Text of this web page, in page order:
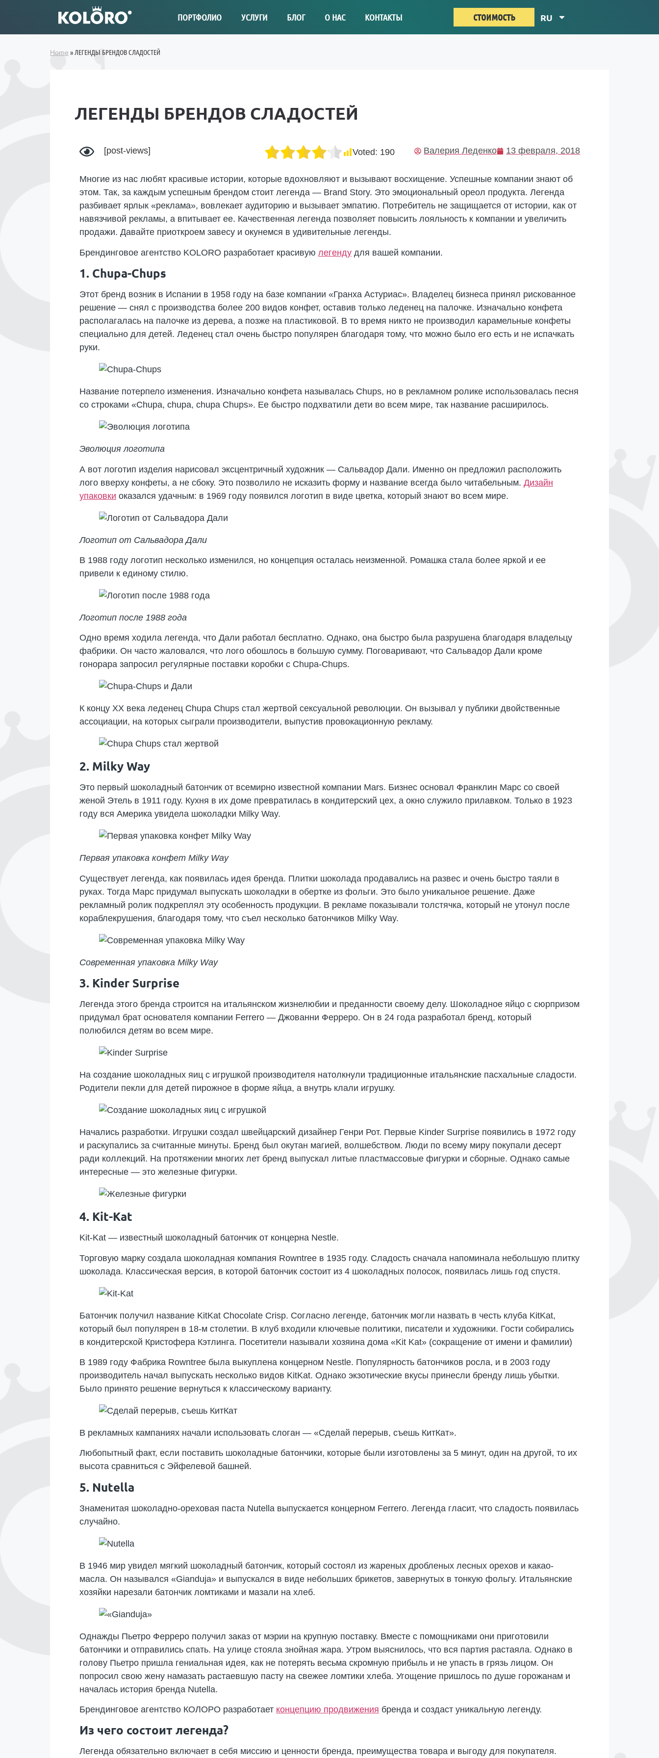
ПОРТФОЛИО УСЛУГИ БЛОГ О НАС КОНТАКТЫ стоимость RU
Home »ЛЕГЕНДЫ БРЕНДОВ СЛАДОСТЕЙ
ЛЕГЕНДЫ БРЕНДОВ СЛАДОСТЕЙ
[post-views] Voted: 190 Валерия Леденко 13 февраля, 2018
Многие из нас любят красивые истории, которые вдохновляют и вызывают восхищение. Успешные компании знают об
этом. Так, за каждым успешным брендом стоит легенда — Brand Story. Это эмоциональный ореол продукта. Легенда
разбивает ярлык «реклама», вовлекает аудиторию и вызывает эмпатию. Потребитель не защищается от истории, как от
навязчивой рекламы, а впитывает ее. Качественная легенда позволяет повысить лояльность к компании и увеличить
продажи. Давайте приоткроем завесу и окунемся в удивительные легенды.
Брендинговое агентство KOLORO разработает красивую легенду для вашей компании.
1. Chupa-Chups
Этот бренд возник в Испании в 1958 году на базе компании «Гранха Астуриас». Владелец бизнеса принял рискованное
решение — снял с производства более 200 видов конфет, оставив только леденец на палочке. Изначально конфета
располагалась на палочке из дерева, а позже на пластиковой. В то время никто не производил карамельные конфеты
специально для детей. Леденец стал очень быстро популярен благодаря тому, что можно было его есть и не испачкать
руки.
Название потерпело изменения. Изначально конфета называлась Chups, но в рекламном ролике использовалась песня
со строками «Chupa, chupa, chupa Chups». Ее быстро подхватили дети во всем мире, так название расширилось.
Эволюция логотипа
А вот логотип изделия нарисовал эксцентричный художник — Сальвадор Дали. Именно он предложил расположить
лого вверху конфеты, а не сбоку. Это позволило не исказить форму и название всегда было читабельным. Дизайн
упаковки оказался удачным: в 1969 году появился логотип в виде цветка, который знают во всем мире.
Логотип от Сальвадора Дали
В 1988 году логотип несколько изменился, но концепция осталась неизменной. Ромашка стала более яркой и ее
привели к единому стилю.
Логотип после 1988 года
Одно время ходила легенда, что Дали работал бесплатно. Однако, она быстро была разрушена благодаря владельцу
фабрики. Он часто жаловался, что лого обошлось в большую сумму. Поговаривают, что Сальвадор Дали кроме
гонорара запросил регулярные поставки коробки с Chupa-Chups.
К концу XX века леденец Chupa Chups стал жертвой сексуальной революции. Он вызывал у публики двойственные
ассоциации, на которых сыграли производители, выпустив провокационную рекламу.
2. Milky Way
Это первый шоколадный батончик от всемирно известной компании Mars. Бизнес основал Франклин Марс со своей
женой Этель в 1911 году. Кухня в их доме превратилась в кондитерский цех, а окно служило прилавком. Только в 1923
году вся Америка увидела шоколадки Milky Way.
Первая упаковка конфет Milky Way
Существует легенда, как появилась идея бренда. Плитки шоколада продавались на развес и очень быстро таяли в
руках. Тогда Марс придумал выпускать шоколадки в обертке из фольги. Это было уникальное решение. Даже
рекламный ролик подкреплял эту особенность продукции. В рекламе показывали толстячка, который не утонул после
кораблекрушения, благодаря тому, что съел несколько батончиков Milky Way.
Современная упаковка Milky Way
3. Kinder Surprise
Легенда этого бренда строится на итальянском жизнелюбии и преданности своему делу. Шоколадное яйцо с сюрпризом
придумал брат основателя компании Ferrero — Джованни Ферреро. Он в 24 года разработал бренд, который
полюбился детям во всем мире.
На создание шоколадных яиц с игрушкой производителя натолкнули традиционные итальянские пасхальные сладости.
Родители пекли для детей пирожное в форме яйца, а внутрь клали игрушку.
Начались разработки. Игрушки создал швейцарский дизайнер Генри Рот. Первые Kinder Surprise появились в 1972 году
и раскупались за считанные минуты. Бренд был окутан магией, волшебством. Люди по всему миру покупали десерт
ради коллекций. На протяжении многих лет бренд выпускал литые пластмассовые фигурки и сборные. Однако самые
интересные — это железные фигурки.
4. Kit-Kat
Kit-Kat — известный шоколадный батончик от концерна Nestle.
Торговую марку создала шоколадная компания Rowntree в 1935 году. Сладость сначала напоминала небольшую плитку
шоколада. Классическая версия, в которой батончик состоит из 4 шоколадных полосок, появилась лишь год спустя.
Батончик получил название KitKat Chocolate Crisp. Согласно легенде, батончик могли назвать в честь клуба KitKat,
который был популярен в 18-м столетии. В клуб входили ключевые политики, писатели и художники. Гости собирались
в кондитерской Кристофера Кэтлинга. Посетители называли хозяина дома «Kit Kat» (сокращение от имени и фамилии)
В 1989 году Фабрика Rowntree была выкуплена концерном Nestle. Популярность батончиков росла, и в 2003 году
производитель начал выпускать несколько видов KitKat. Однако экзотические вкусы принесли бренду лишь убытки.
Было принято решение вернуться к классическому варианту.
В рекламных кампаниях начали использовать слоган — «Сделай перерыв, съешь КитКат».
Любопытный факт, если поставить шоколадные батончики, которые были изготовлены за 5 минут, один на другой, то их
высота сравниться с Эйфелевой башней.
5. Nutella
Знаменитая шоколадно-ореховая паста Nutella выпускается концерном Ferrero. Легенда гласит, что сладость появилась
случайно.
В 1946 мир увидел мягкий шоколадный батончик, который состоял из жареных дробленых лесных орехов и какао-
масла. Он назывался «Gianduja» и выпускался в виде небольших брикетов, завернутых в тонкую фольгу. Итальянские
хозяйки нарезали батончик ломтиками и мазали на хлеб.
Однажды Пьетро Ферреро получил заказ от мэрии на крупную поставку. Вместе с помощниками они приготовили
батончики и отправились спать. На улице стояла знойная жара. Утром выяснилось, что вся партия растаяла. Однако в
голову Пьетро пришла гениальная идея, как не потерять весьма скромную прибыль и не упасть в грязь лицом. Он
попросил свою жену намазать растаевшую пасту на свежее ломтики хлеба. Угощение пришлось по душе горожанам и
началась история бренда Nutella.
Брендинговое агентство КОЛОРО разработает концепцию продвижения бренда и создаст уникальную легенду.
Из чего состоит легенда?
Легенда обязательно включает в себя миссию и ценности бренда, преимущества товара и выгоду для покупателя.